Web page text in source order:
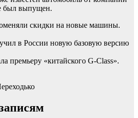
был выпущен.
скидки на новые машины.
в России новую базовую версию
премьеру «китайского G-Class».